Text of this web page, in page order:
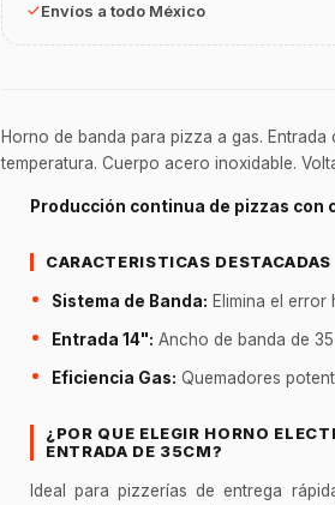
Envíos a todo México
Horno de banda para pizza a gas.
temperatura. Cuerpo acero inoxidable.
Producción continua de pizzas con
CARACTERISTICAS DESTACADAS
Sistema de Banda: Elimina el
Entrada 14": Ancho de banda de
Eficiencia Gas: Quemadores
¿POR QUE ELEGIR HORNO
ENTRADA DE 35CM?
Ideal para pizzerías de entrega